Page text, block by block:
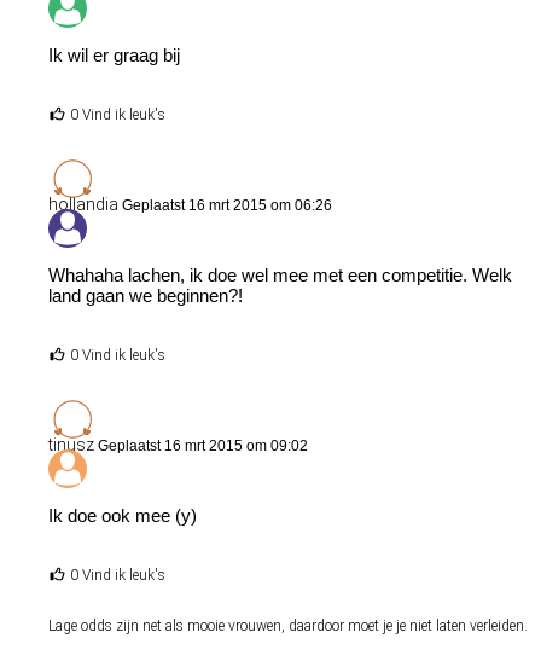
Ik wil er graag bij
0 Vind ik leuk's
hollandia Geplaatst 16 mrt 2015 om 06:26
Whahaha lachen, ik doe wel mee met een competitie. Welk
land gaan we beginnen?!
0 Vind ik leuk's
tinusz Geplaatst 16 mrt 2015 om 09:02
Ik doe ook mee (y)
0 Vind ik leuk's
Lage odds zijn net als mooie vrouwen, daardoor moet je je niet laten verleiden.